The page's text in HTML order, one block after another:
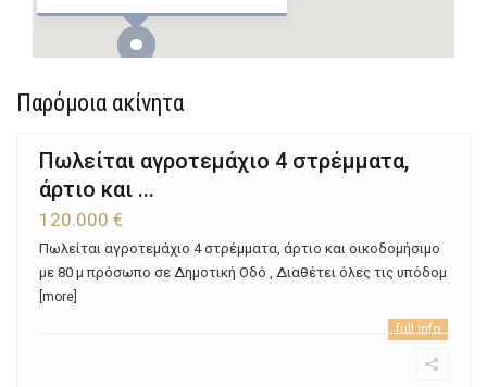
Παρόμοια ακίνητα
Πωλείται αγροτεμάχιο 4 στρέμματα,
άρτιο και ...
120.000 €
Πωλείται αγροτεμάχιο 4 στρέμματα, άρτιο και οικοδομήσιμο
με 80 μ πρόσωπο σε Δημοτική Οδό , Διαθέτει όλες τις υπόδομ
[more]
full info